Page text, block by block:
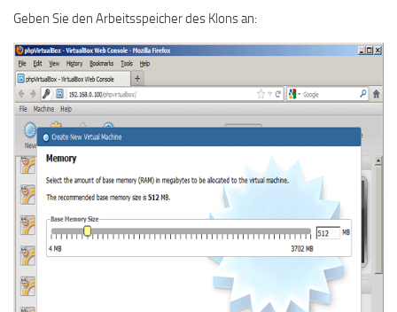
Geben Sie den Arbeitsspeicher des Klons an: